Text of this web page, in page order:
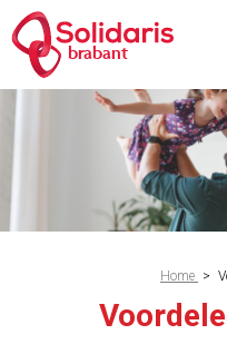
Overslaan
en
de
brabant
KruimelpadHome >